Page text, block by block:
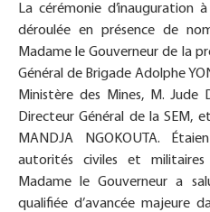
La cérémonie d’inauguration
déroulée en présence de
Madame le Gouverneur de la
Général de Brigade Adolphe
Ministère des Mines, M. Jude
Directeur Général de la SEM,
MANDJA NGOKOUTA.
autorités civiles et militaires
Madame le Gouverneur a
qualifiée d’avancée majeure